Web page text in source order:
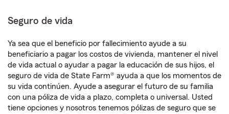
Seguro de vida
Ya sea que el beneficio por fallecimiento ayude a su
beneficiario a pagar los costos de vivienda, mantener el nivel
de vida actual o ayudar a pagar la educación de sus hijos, el
seguro de vida de State Farm® ayuda a que los momentos de
su vida continúen. Ayude a asegurar el futuro de su familia
con una póliza de vida a plazo, completa o universal. Usted
tiene opciones y nosotros tenemos pólizas de seguro que se